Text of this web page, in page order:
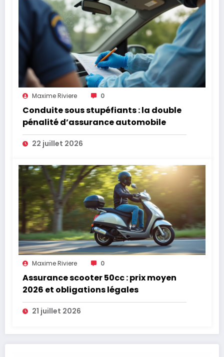
Maxime Riviere 0
Conduite sous stupéfiants : la double
pénalité d’assurance automobile
22 juillet 2026
Maxime Riviere 0
Assurance scooter 50cc : prix moyen
2026 et obligations légales
21 juillet 2026